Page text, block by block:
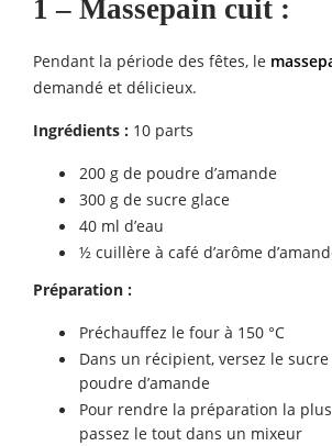
1 – Massepain cuit :
Pendant la période des fêtes, le
demandé et délicieux.
Ingrédients : 10 parts
200 g de poudre d’amande
300 g de sucre glace
40 ml d’eau
½ cuillère à café d’arôme
Préparation :
Préchauffez le four à 150 °C
Dans un récipient, versez le
poudre d’amande
Pour rendre la préparation la
passez le tout dans un mixeur